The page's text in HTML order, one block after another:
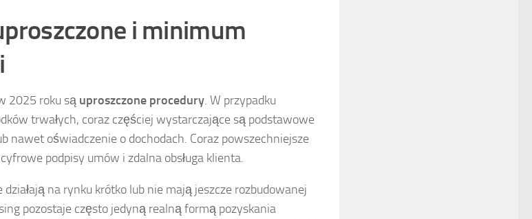
i minimum
2025 roku są uproszczone procedury. W przypadku
trwałych, coraz częściej wystarczające są podstawowe
nawet oświadczenie o dochodach. Coraz powszechniejsze
podpisy umów i zdalna obsługa klienta.
na rynku krótko lub nie mają jeszcze rozbudowanej
pozostaje często jedyną realną formą pozyskania